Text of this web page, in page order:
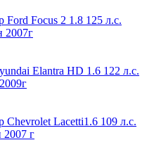
Ford Focus 2 1.8 125 л.с.
Elantra HD 1.6 122 л.с.
Chevrolet Lacetti1.6 109 л.с.
г